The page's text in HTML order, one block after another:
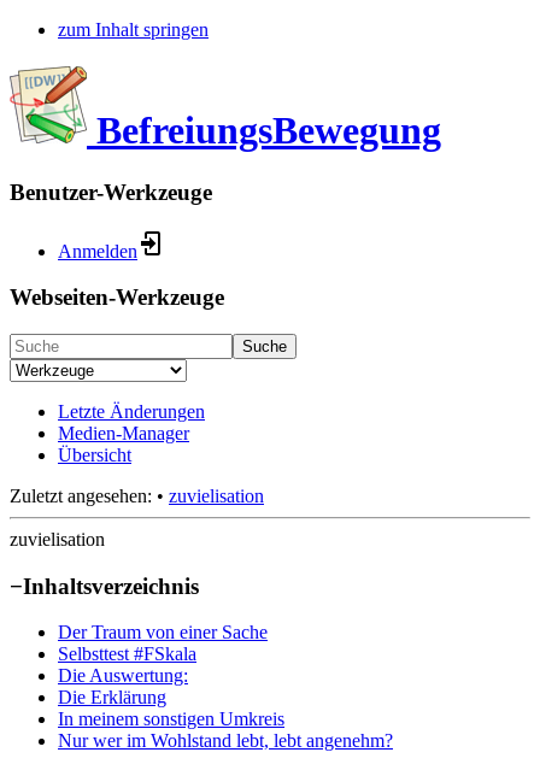
zum Inhalt springen
BefreiungsBewegung
Benutzer-Werkzeuge
Anmelden
Webseiten-Werkzeuge
Suche
Letzte Änderungen
Medien-Manager
Übersicht
Zuletzt angesehen: • zuvielisation
zuvielisation
−Inhaltsverzeichnis
Der Traum von einer Sache
Selbsttest #FSkala
Die Auswertung:
Die Erklärung
In meinem sonstigen Umkreis
Nur wer im Wohlstand lebt, lebt angenehm?